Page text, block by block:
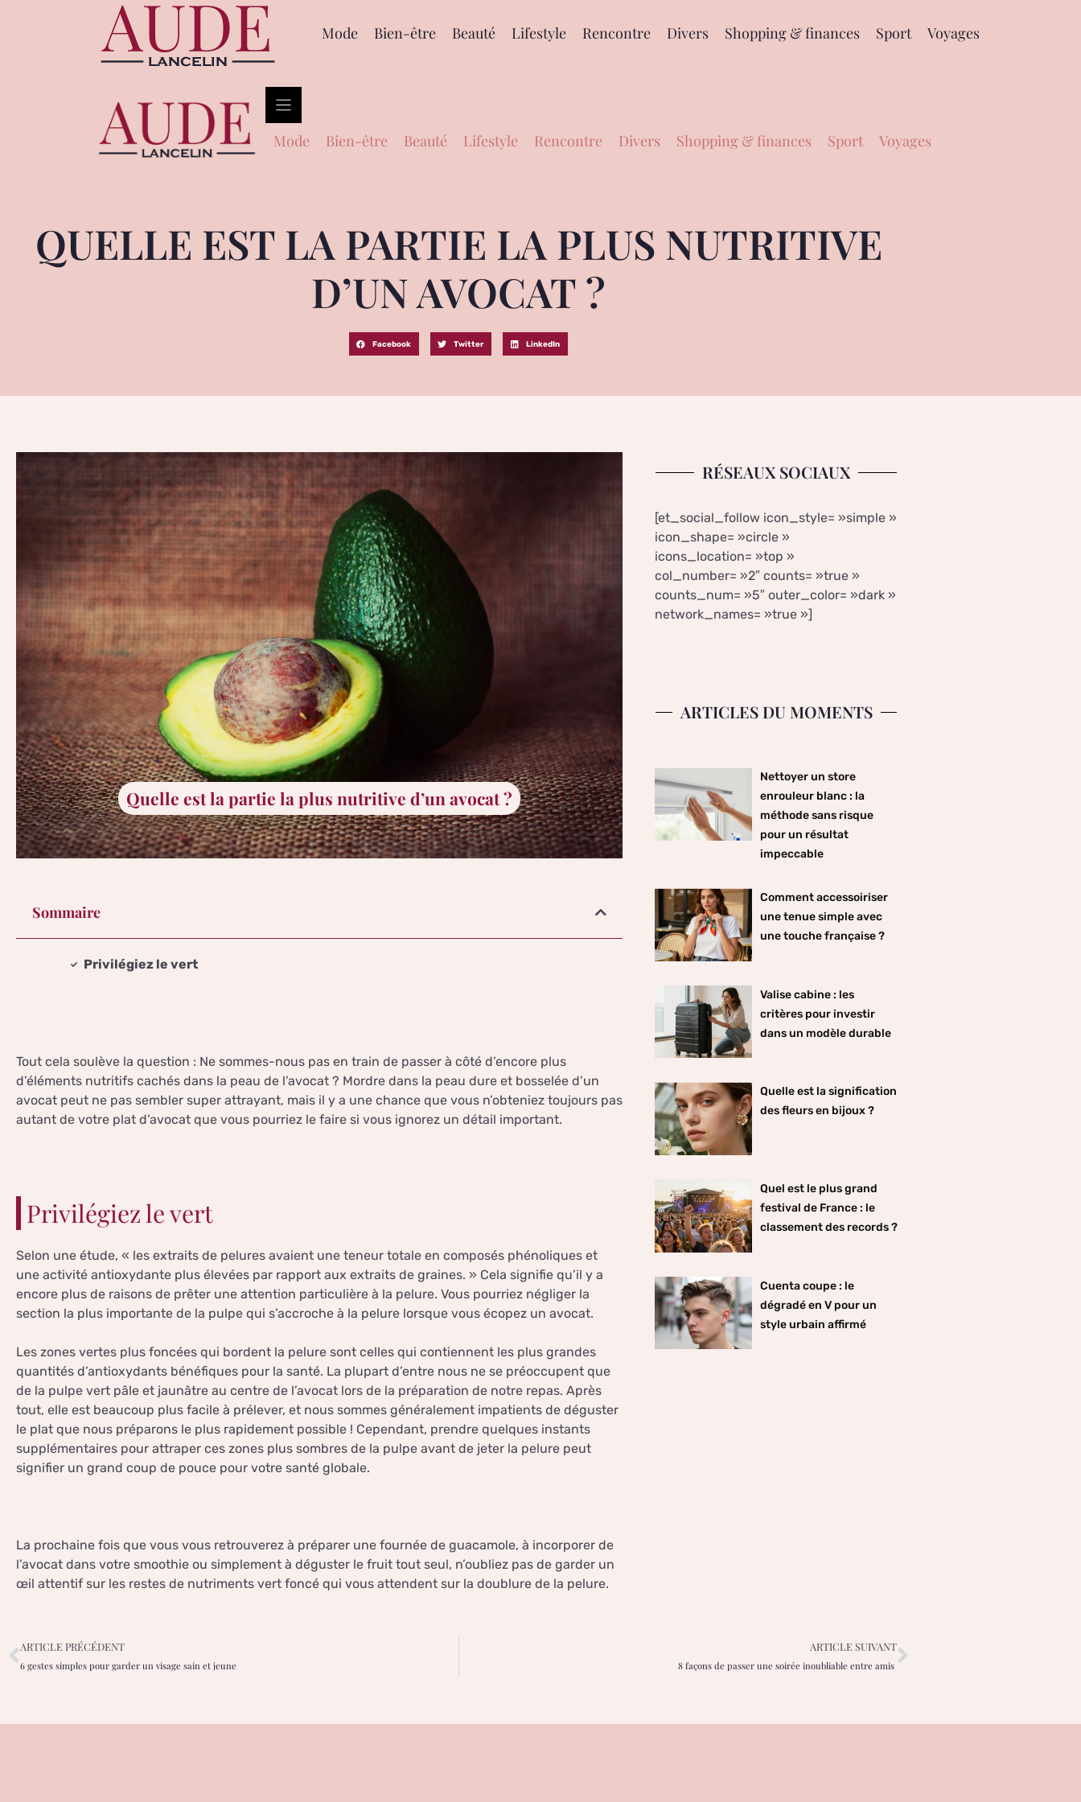
Mode Bien-être Beauté Lifestyle Rencontre Divers Shopping & finances Sport Voyages
Mode Bien-être Beauté Lifestyle Rencontre Divers Shopping & finances Sport Voyages
QUELLE EST LA PARTIE LA PLUS NUTRITIVE
D’UN AVOCAT ?
Facebook Twitter LinkedIn
Quelle est la partie la plus nutritive d’un avocat ?
Sommaire
Privilégiez le vert
Tout cela soulève la question : Ne sommes-nous pas en train de passer à côté d’encore plus
d’éléments nutritifs cachés dans la peau de l’avocat ? Mordre dans la peau dure et bosselée d’un
avocat peut ne pas sembler super attrayant, mais il y a une chance que vous n’obteniez toujours pas
autant de votre plat d’avocat que vous pourriez le faire si vous ignorez un détail important.
Privilégiez le vert
Selon une étude, « les extraits de pelures avaient une teneur totale en composés phénoliques et
une activité antioxydante plus élevées par rapport aux extraits de graines. » Cela signifie qu’il y a
encore plus de raisons de prêter une attention particulière à la pelure. Vous pourriez négliger la
section la plus importante de la pulpe qui s’accroche à la pelure lorsque vous écopez un avocat.
Les zones vertes plus foncées qui bordent la pelure sont celles qui contiennent les plus grandes
quantités d’antioxydants bénéfiques pour la santé. La plupart d’entre nous ne se préoccupent que
de la pulpe vert pâle et jaunâtre au centre de l’avocat lors de la préparation de notre repas. Après
tout, elle est beaucoup plus facile à prélever, et nous sommes généralement impatients de déguster
le plat que nous préparons le plus rapidement possible ! Cependant, prendre quelques instants
supplémentaires pour attraper ces zones plus sombres de la pulpe avant de jeter la pelure peut
signifier un grand coup de pouce pour votre santé globale.
La prochaine fois que vous vous retrouverez à préparer une fournée de guacamole, à incorporer de
l’avocat dans votre smoothie ou simplement à déguster le fruit tout seul, n’oubliez pas de garder un
œil attentif sur les restes de nutriments vert foncé qui vous attendent sur la doublure de la pelure.
RÉSEAUX SOCIAUX
[et_social_follow icon_style= »simple »
icon_shape= »circle »
icons_location= »top »
col_number= »2″ counts= »true »
counts_num= »5″ outer_color= »dark »
network_names= »true »]
ARTICLES DU MOMENTS
Nettoyer un store
enrouleur blanc : la
méthode sans risque
pour un résultat
impeccable
Comment accessoiriser
une tenue simple avec
une touche française ?
Valise cabine : les
critères pour investir
dans un modèle durable
Quelle est la signification
des fleurs en bijoux ?
Quel est le plus grand
festival de France : le
classement des records ?
Cuenta coupe : le
dégradé en V pour un
style urbain affirmé
ARTICLE PRÉCÉDENT
6 gestes simples pour garder un visage sain et jeune
ARTICLE SUIVANT
8 façons de passer une soirée inoubliable entre amis